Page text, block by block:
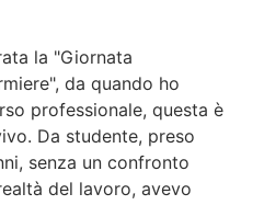
la "Giornata
da quando ho
professionale, questa è
Da studente, preso
senza un confronto
del lavoro, avevo